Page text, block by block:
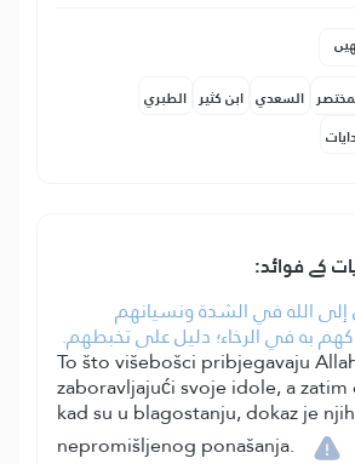
السعدي ابن كثير الطبري
کے فوائد:
إلى الله في الشدة ونسيانهم
به في الرخاء؛ دليل على تخبطهم.
To što višebošci pribjegavaju
zaboravljajući svoje idole, a
kad su u blagostanju, dokaz je
nepromišljenog ponašanja.